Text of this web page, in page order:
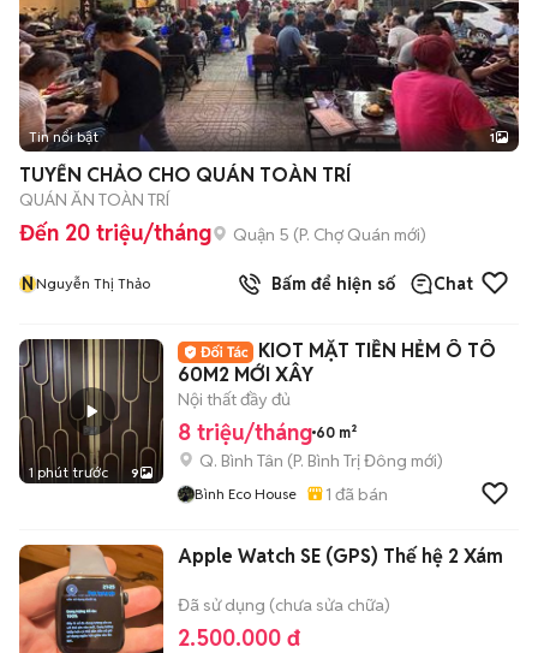
Tin nổi bật 1
TUYỂN CHẢO CHO QUÁN TOÀN TRÍ
QUÁN ĂN TOÀN TRÍ
Đến 20 triệu/tháng Quận 5 (P. Chợ Quán mới)
NNguyễn Thị Thảo Bấm để hiện số Chat
1 phút trước 9
KIOT MẶT TIỀN HẺM Ô TÔ
60M2 MỚI XÂY
Nội thất đầy đủ
8 triệu/tháng 60 m²
Q. Bình Tân (P. Bình Trị Đông mới)
Bình Eco House 1 đã bán
Apple Watch SE (GPS) Thế hệ 2 Xám
Đã sử dụng (chưa sửa chữa)
2.500.000 đ